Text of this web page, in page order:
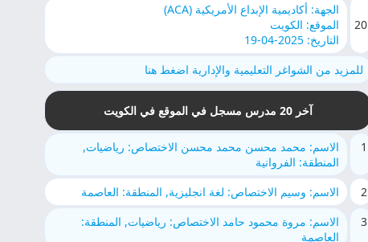
20
الجهة: أكاديمية الإبداع الأمريكية (ACA)
الموقع: الكويت
التاريخ: 2025-04-19
للمزيد من الشواغر التعليمية والإدارية اضغط هنا
آخر 20 مدرس مسجل في الموقع في الكويت
1
الاسم: محمد محسن محمد محسن الاختصاص: رياضيات,
المنطقة: الفروانية
2
الاسم: وسيم الاختصاص: لغة انجليزية, المنطقة: العاصمة
3
الاسم: مروة محمود حامد الاختصاص: رياضيات, المنطقة:
العاصمة